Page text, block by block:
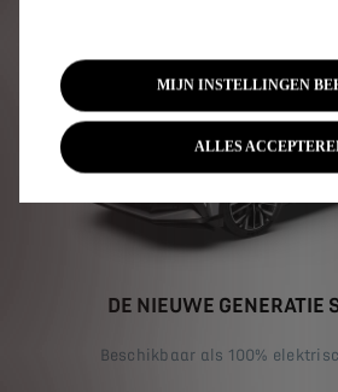
DE NIEUWE GENERATIE
Beschikbaar als 100%
MIJN INSTELLINGEN
ALLES